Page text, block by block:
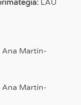
LAU
Ana Martín-
Ana Martín-